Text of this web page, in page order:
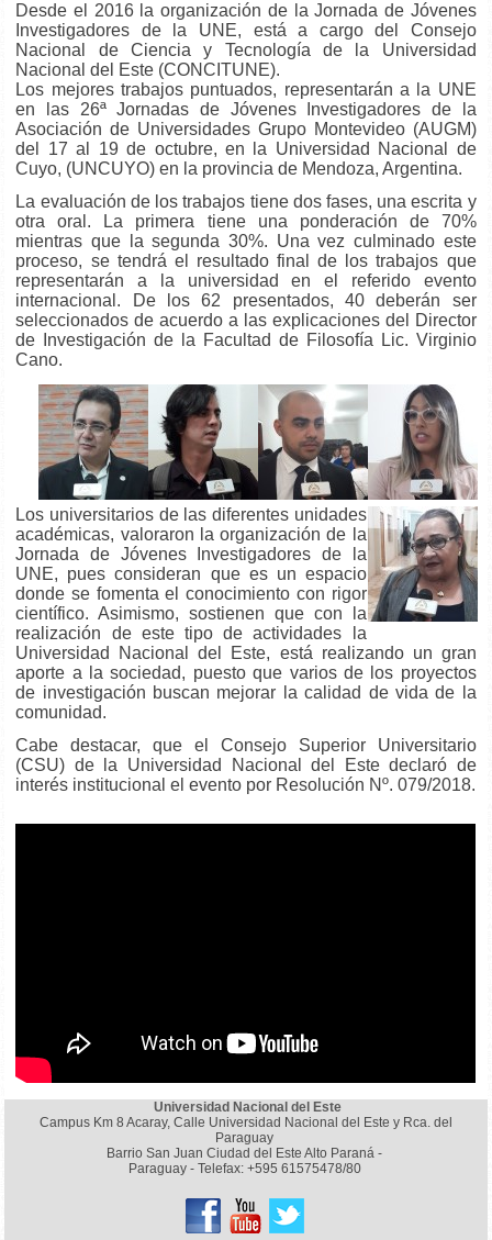
Desde el 2016 la organización de la Jornada de Jóvenes
Investigadores de la UNE, está a cargo del Consejo
Nacional de Ciencia y Tecnología de la Universidad
Nacional del Este (CONCITUNE).
Los mejores trabajos puntuados, representarán a la UNE
en las 26ª Jornadas de Jóvenes Investigadores de la
Asociación de Universidades Grupo Montevideo (AUGM)
del 17 al 19 de octubre, en la Universidad Nacional de
Cuyo, (UNCUYO) en la provincia de Mendoza, Argentina.
La evaluación de los trabajos tiene dos fases, una escrita y
otra oral. La primera tiene una ponderación de 70%
mientras que la segunda 30%. Una vez culminado este
proceso, se tendrá el resultado final de los trabajos que
representarán a la universidad en el referido evento
internacional. De los 62 presentados, 40 deberán ser
seleccionados de acuerdo a las explicaciones del Director
de Investigación de la Facultad de Filosofía Lic. Virginio
Cano.
Los universitarios de las diferentes unidades
académicas, valoraron la organización de la
Jornada de Jóvenes Investigadores de la
UNE, pues consideran que es un espacio
donde se fomenta el conocimiento con rigor
científico. Asimismo, sostienen que con la
realización de este tipo de actividades la
Universidad Nacional del Este, está realizando un gran
aporte a la sociedad, puesto que varios de los proyectos
de investigación buscan mejorar la calidad de vida de la
comunidad.
Cabe destacar, que el Consejo Superior Universitario
(CSU) de la Universidad Nacional del Este declaró de
interés institucional el evento por Resolución Nº. 079/2018.
Universidad Nacional del Este
Campus Km 8 Acaray, Calle Universidad Nacional del Este y Rca. del
Paraguay
Barrio San Juan Ciudad del Este Alto Paraná -
Paraguay - Telefax: +595 61575478/80